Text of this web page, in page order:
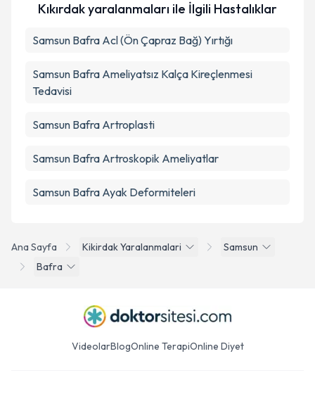
Ana Sayfa Kikirdak Yaralanmalari
Samsun
Bafra
Kıkırdak yaralanmaları ile İlgili Hastalıklar
Samsun Bafra Acl (Ön Çapraz Bağ) Yırtığı
Samsun Bafra Ameliyatsız Kalça Kireçlenmesi
Tedavisi
Samsun Bafra Artroplasti
Samsun Bafra Artroskopik Ameliyatlar
Samsun Bafra Ayak Deformiteleri
VideolarBlogOnline TerapiOnline Diyet